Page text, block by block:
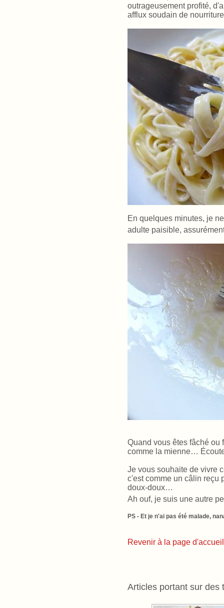
outrageusement profité,
afflux soudain de
En quelques minutes, je
adulte paisible,
Quand vous êtes fâché ou
comme la mienne…
Je vous souhaite de vivre
c'est comme un câlin reçu
doux-doux…
Ah ouf, je suis une autre
PS - Et je n'ai pas été malade,
Revenir à la page d'accueil
Articles portant sur des